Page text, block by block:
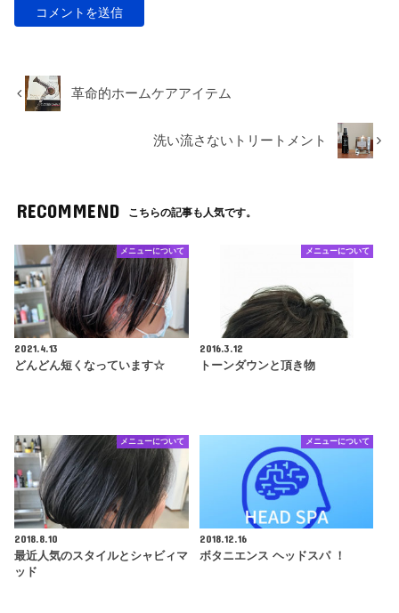
革命的ホームケアアイテム
洗い流さないトリートメント
RECOMMEND こちらの記事も人気です。
メニューについて
2021.4.13
どんどん短くなっています☆
メニューについて
2016.3.12
トーンダウンと頂き物
メニューについて
2018.8.10
最近人気のスタイルとシャビィマ
ッド
メニューについて
2018.12.16
ボタニエンス ヘッドスパ ！